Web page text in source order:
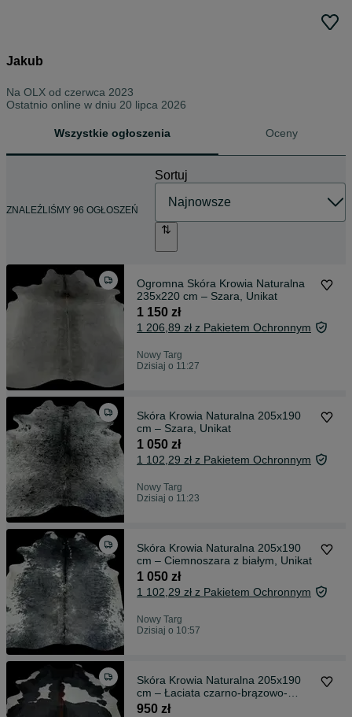
Jakub
Na OLX od czerwca 2023
Ostatnio online w dniu 20 lipca 2026
Wszystkie ogłoszenia Oceny
ZNALEŹLIŚMY 96 OGŁOSZEŃ
Sortuj
Ogromna Skóra Krowia Naturalna
235x220 cm – Szara, Unikat
1 150 zł
1 206,89 zł z Pakietem Ochronnym
Nowy Targ
Dzisiaj o 11:27
Skóra Krowia Naturalna 205x190
cm – Szara, Unikat
1 050 zł
1 102,29 zł z Pakietem Ochronnym
Nowy Targ
Dzisiaj o 11:23
Skóra Krowia Naturalna 205x190
cm – Ciemnoszara z białym, Unikat
1 050 zł
1 102,29 zł z Pakietem Ochronnym
Nowy Targ
Dzisiaj o 10:57
Skóra Krowia Naturalna 205x190
cm – Łaciata czarno-brązowo-
kremowa, Unikat
950 zł